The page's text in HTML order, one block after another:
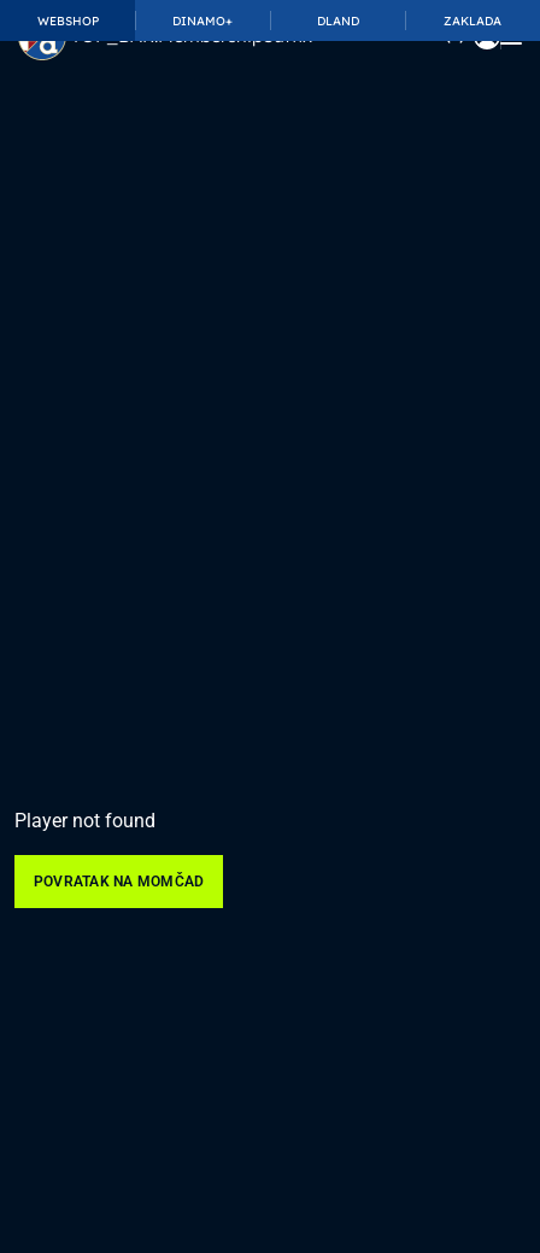
WEBSHOP DINAMO+ DLAND ZAKLADA
TOP_BAR.MembershipSuffix
Player not found
POVRATAK NA MOMČAD